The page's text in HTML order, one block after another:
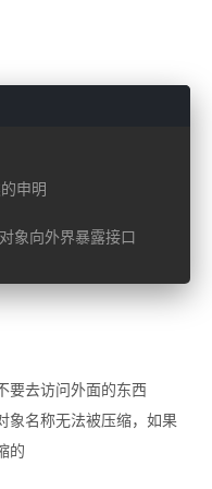
申明
象向外界暴露接口
要去访问外面的东西
象名称无法被压缩，如果
的